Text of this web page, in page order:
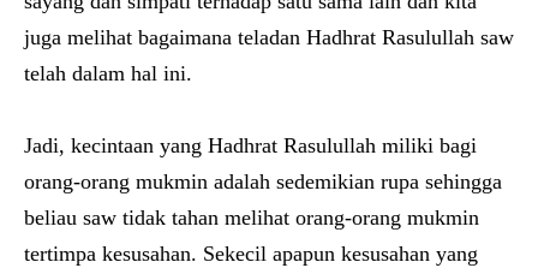
juga melihat bagaimana teladan Hadhrat Rasulullah saw
telah dalam hal ini.
Jadi, kecintaan yang Hadhrat Rasulullah miliki bagi
orang-orang mukmin adalah sedemikian rupa sehingga
beliau saw tidak tahan melihat orang-orang mukmin
tertimpa kesusahan. Sekecil apapun kesusahan yang